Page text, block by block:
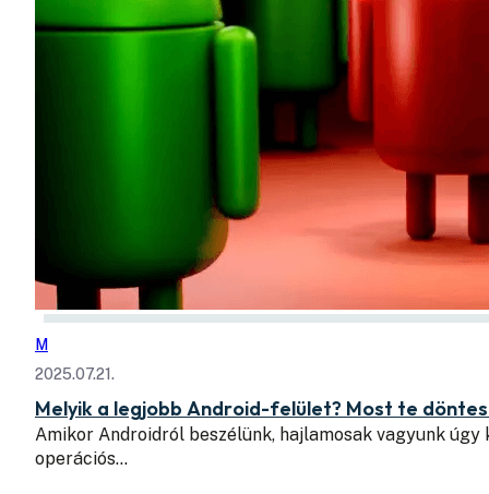
M
2025.07.21.
Melyik a legjobb Android-felület? Most te
Amikor Androidról beszélünk, hajlamosak vagyunk
operációs…